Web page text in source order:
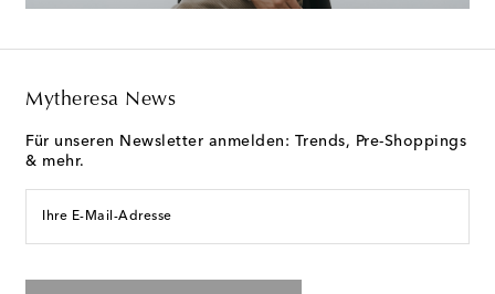
Mytheresa News
Für unseren Newsletter anmelden: Trends, Pre-Shoppings
& mehr.
Ihre E-Mail-Adresse